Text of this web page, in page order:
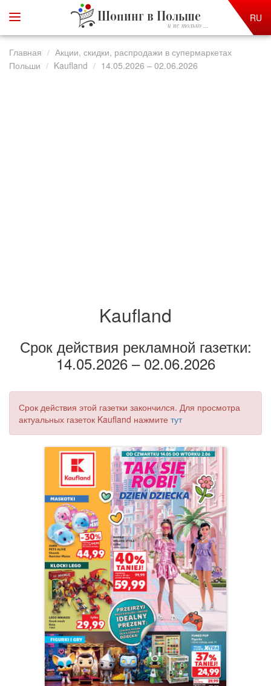
Шопинг в Польше
и не только ...
RU
Главная
Акции, скидки, распродажи в супермаркетах
Польши
Kaufland 14.05.2026 – 02.06.2026
Kaufland
Срок действия рекламной газетки:
14.05.2026 – 02.06.2026
Срок действия этой газетки закончился. Для просмотра
актуальных газеток Kaufland нажмите тут